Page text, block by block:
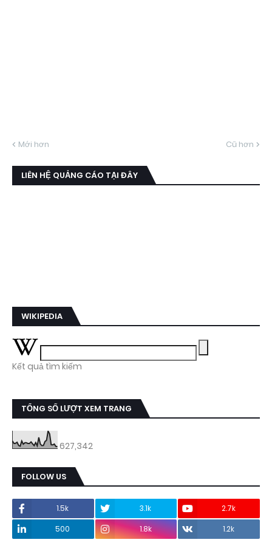
Mới hơn Cũ hơn
LIÊN HỆ QUẢNG CÁO TẠI ĐÂY
WIKIPEDIA
Kết quả tìm kiếm
TỔNG SỐ LƯỢT XEM TRANG
627,342
FOLLOW US
1.5k 3.1k
2.7k
500
1.8k 1.2k